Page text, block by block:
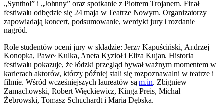
„Synthol” i „Johnny” oraz spotkanie z Piotrem Trojanem. Finał
festiwalu odbędzie się 24 maja w Teatrze Nowym. Organizatorzy
zapowiadają koncert, podsumowanie, werdykt jury i rozdanie
nagród.
Role studentów oceni jury w składzie: Jerzy Kapuściński, Andrzej
Konopka, Paweł Kulka, Aneta Kyzioł i Eliza Kujan. Historia
festiwalu pokazuje, że łódzki przegląd bywał ważnym momentem w
karierach aktorów, którzy później stali się rozpoznawalni w teatrze i
filmie. Wśród wcześniejszych laureatów są m.in. Zbigniew
Zamachowski, Robert Więckiewicz, Kinga Preis, Michał
Żebrowski, Tomasz Schuchardt i Maria Dębska.